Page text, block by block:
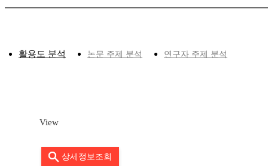
활용도 분석 논문 주제 분석 연구자 주제 분석
View
상세정보조회